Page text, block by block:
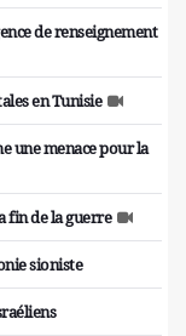
de renseignement
en Tunisie
une menace pour la
fin de la guerre
sioniste